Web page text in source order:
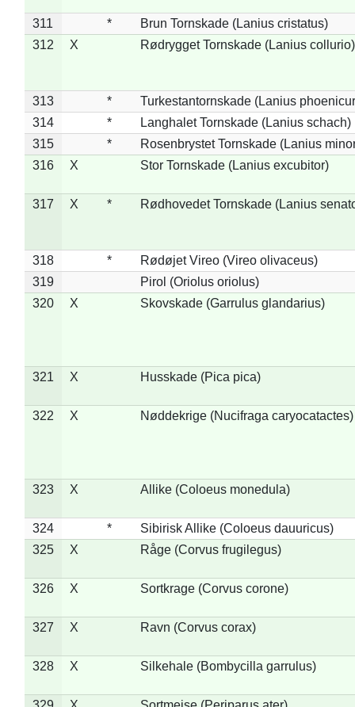
311 *
Brun Tornskade (Lanius cristatus)
312
X Rødrygget Tornskade (Lanius collurio)
313 *
Turkestantornskade (Lanius
314
*
Langhalet Tornskade (Lanius schach)
315
*
Rosenbrystet Tornskade (Lanius
316
X Stor Tornskade (Lanius excubitor)
317 X * Rødhovedet Tornskade (Lanius
318 *
Rødøjet Vireo (Vireo olivaceus)
319
Pirol (Oriolus oriolus)
320
X Skovskade (Garrulus glandarius)
321 X Husskade (Pica pica)
322 X Nøddekrige (Nucifraga caryocatactes)
323 X Allike (Coloeus monedula)
324 *
Sibirisk Allike (Coloeus dauuricus)
325
X Råge (Corvus frugilegus)
326 X Sortkrage (Corvus corone)
327 X Ravn (Corvus corax)
328 X Silkehale (Bombycilla garrulus)